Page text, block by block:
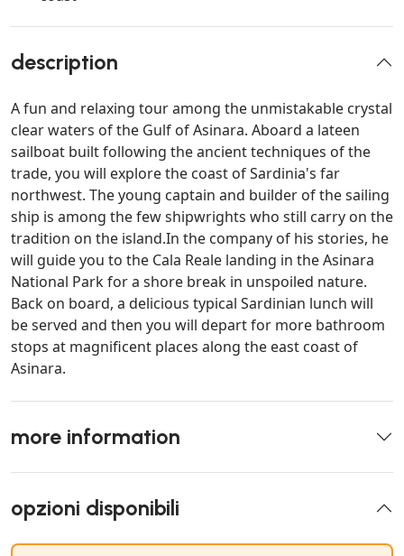
description
A fun and relaxing tour among the unmistakable crystal
clear waters of the Gulf of Asinara. Aboard a lateen
sailboat built following the ancient techniques of the
trade, you will explore the coast of Sardinia's far
northwest. The young captain and builder of the sailing
ship is among the few shipwrights who still carry on the
tradition on the island.In the company of his stories, he
will guide you to the Cala Reale landing in the Asinara
National Park for a shore break in unspoiled nature.
Back on board, a delicious typical Sardinian lunch will
be served and then you will depart for more bathroom
stops at magnificent places along the east coast of
Asinara.
more information
opzioni disponibili